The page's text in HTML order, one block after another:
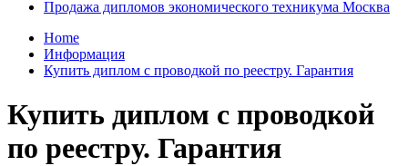
Продажа дипломов экономического техникума Москва
Home
Информация
Купить диплом с проводкой по реестру. Гарантия
Купить диплом с проводкой
по реестру. Гарантия